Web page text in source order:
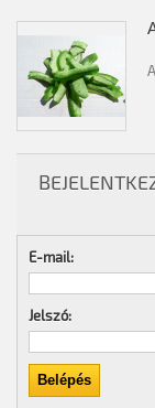
E-mail:
Jelszó: